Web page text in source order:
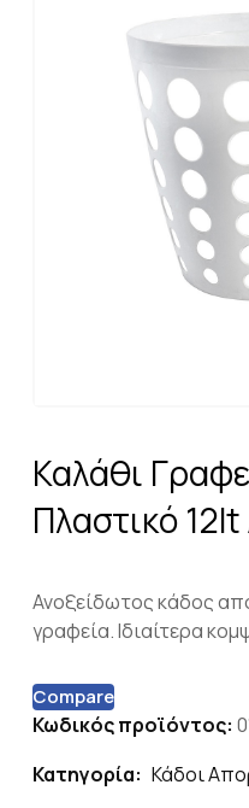
Καλάθι
Πλαστικό
Ανοξείδωτος κάδος
γραφεία. Ιδιαίτερα
Compare
Κωδικός προϊόντος:
Κατηγορία: Κάδοι